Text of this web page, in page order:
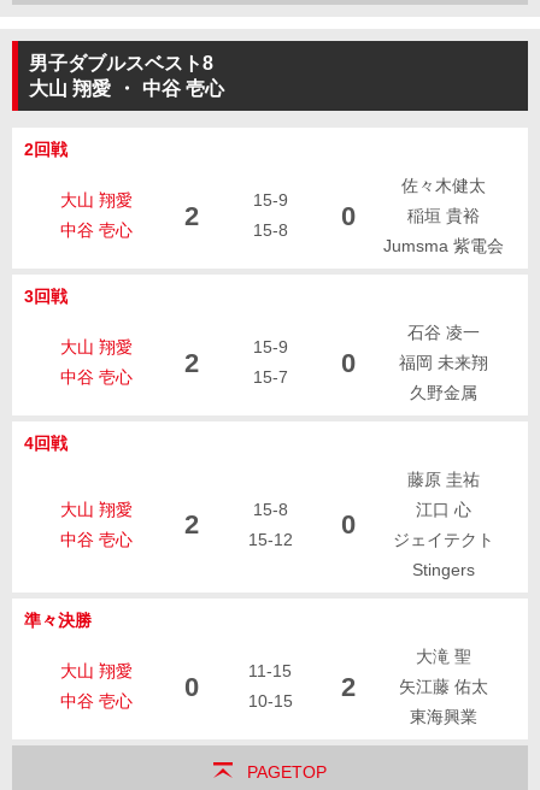
男子ダブルスベスト8
大山 翔愛
・ 中谷 壱心
2回戦
大山 翔愛
中谷 壱心
2
15-9
15-8
0
佐々木健太
稲垣 貴裕
Jumsma 紫電会
3回戦
大山 翔愛
中谷 壱心
2
15-9
15-7
0
石谷 凌一
福岡 未来翔
久野金属
4回戦
大山 翔愛
中谷 壱心
2
15-8
15-12
0
藤原 圭祐
江口 心
ジェイテクト
Stingers
準々決勝
大山 翔愛
中谷 壱心
0
11-15
10-15
2
大滝 聖
矢江藤 佑太
東海興業
PAGETOP